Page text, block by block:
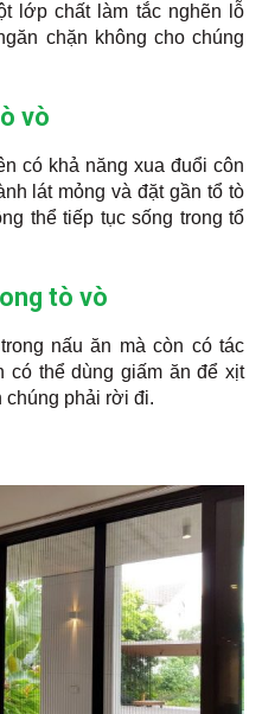
lớp chất làm tắc nghẽn lỗ
chặn không cho chúng
vò
có khả năng xua đuổi côn
lát mỏng và đặt gần tổ tò
thể tiếp tục sống trong tổ
tò vò
nấu ăn mà còn có tác
có thể dùng giấm ăn để xịt
chúng phải rời đi.